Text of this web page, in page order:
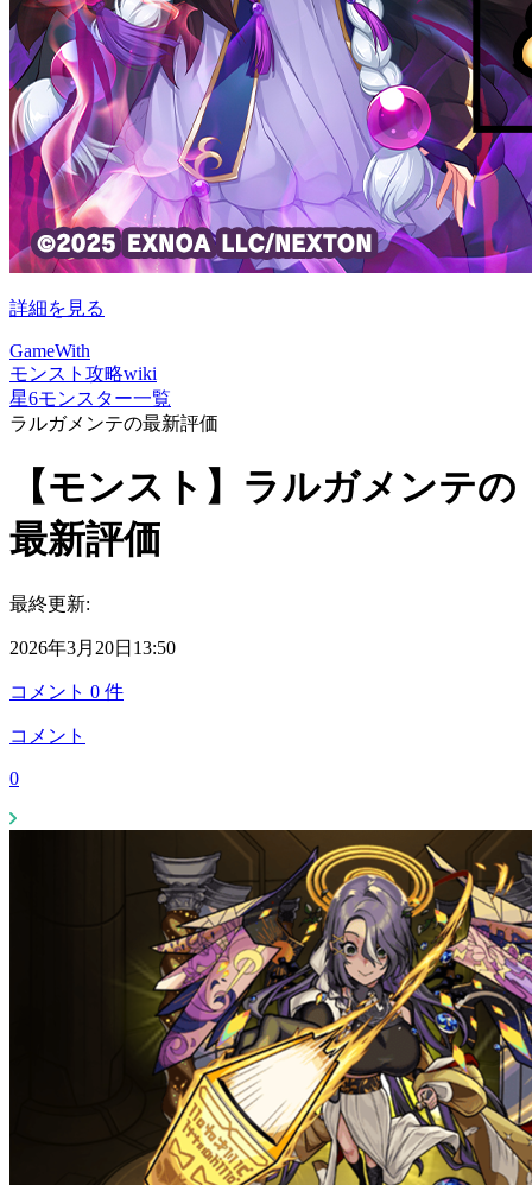
詳細を見る
GameWith
モンスト攻略wiki
星6モンスター一覧
ラルガメンテの最新評価
【モンスト】ラルガメンテの
最新評価
最終更新:
2026年3月20日13:50
コメント 0 件
コメント
0